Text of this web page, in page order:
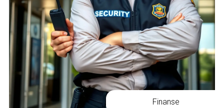
Finanse